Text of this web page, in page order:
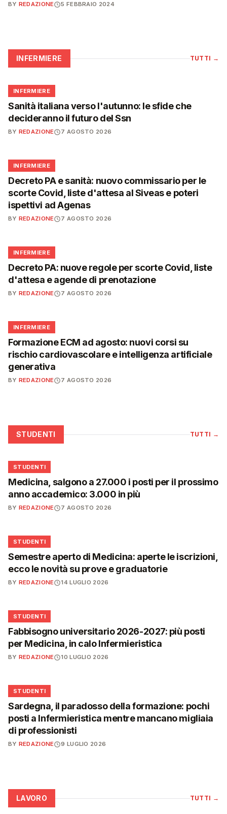
BY REDAZIONE 5 FEBBRAIO 2024
INFERMIERE TUTTI →
🩺
INFERMIERE
Sanità italiana verso l'autunno: le sfide che
decideranno il futuro del Ssn
BY REDAZIONE 7 AGOSTO 2026
🩺
INFERMIERE
Decreto PA e sanità: nuovo commissario per le
scorte Covid, liste d'attesa al Siveas e poteri
ispettivi ad Agenas
BY REDAZIONE 7 AGOSTO 2026
🩺
INFERMIERE
Decreto PA: nuove regole per scorte Covid, liste
d'attesa e agende di prenotazione
BY REDAZIONE 7 AGOSTO 2026
🩺
INFERMIERE
Formazione ECM ad agosto: nuovi corsi su
rischio cardiovascolare e intelligenza artificiale
generativa
BY REDAZIONE 7 AGOSTO 2026
STUDENTI TUTTI →
🎓
STUDENTI
Medicina, salgono a 27.000 i posti per il prossimo
anno accademico: 3.000 in più
BY REDAZIONE 7 AGOSTO 2026
🎓
STUDENTI
Semestre aperto di Medicina: aperte le iscrizioni,
ecco le novità su prove e graduatorie
BY REDAZIONE 14 LUGLIO 2026
🎓
STUDENTI
Fabbisogno universitario 2026-2027: più posti
per Medicina, in calo Infermieristica
BY REDAZIONE 10 LUGLIO 2026
🎓
STUDENTI
Sardegna, il paradosso della formazione: pochi
posti a Infermieristica mentre mancano migliaia
di professionisti
BY REDAZIONE 9 LUGLIO 2026
LAVORO TUTTI →